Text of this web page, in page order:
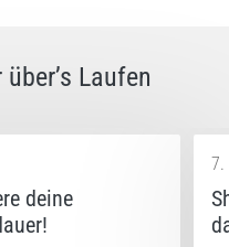
Laufen
deine
7.